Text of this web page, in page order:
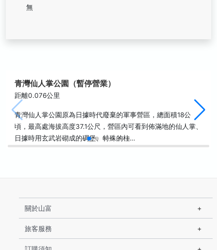
無
青灣仙人掌公園（暫停營業）
距離0.076公里
青灣仙人掌公園原為日據時代廢棄的軍事營區，總面積18公
頃，最高處海拔高度37.1公尺，營區內可看到佈滿地的仙人掌、
日據時用玄武岩砌成的碉堡、特殊的柱…
關於山富
旅客服務